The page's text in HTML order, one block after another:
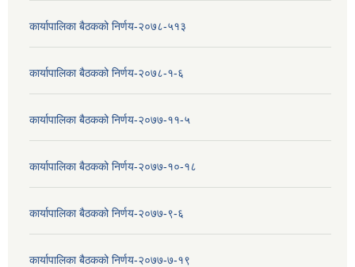
कार्यापालिका बैठकको निर्णय-२०७८-५१३
कार्यापालिका बैठकको निर्णय-२०७८-१-६
कार्यापालिका बैठकको निर्णय-२०७७-११-५
कार्यापालिका बैठकको निर्णय-२०७७-१०-१८
कार्यापालिका बैठकको निर्णय-२०७७-९-६
कार्यापालिका बैठकको निर्णय-२०७७-७-१९